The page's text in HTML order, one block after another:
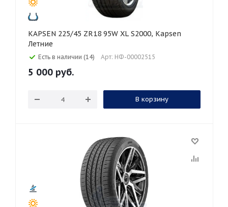
KAPSEN 225/45 ZR18 95W XL S2000, Kapsen
Летние
Есть в наличии (14) Арт: НФ-00002515
5 000 руб.
В корзину